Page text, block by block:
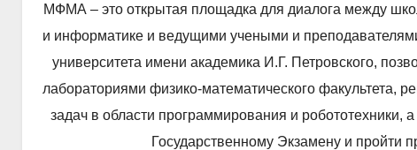
МФМА – это открытая площадка для диалога между
и информатике и ведущими учеными и
университета имени академика И.Г. Петровского,
лабораториями физико-математического факультета,
задач в области программирования и робототехники,
Государственному Экзамену и пройти